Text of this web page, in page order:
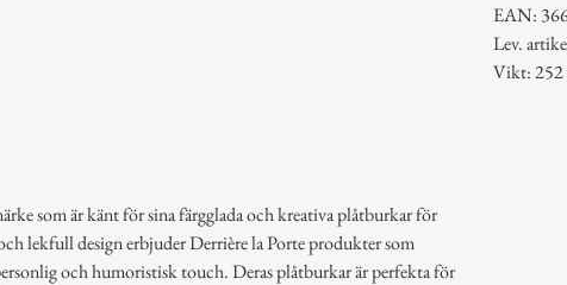
EAN:
Lev.
Vikt: 252
som är känt för sina färgglada och kreativa plåtburkar för
lekfull design erbjuder Derrière la Porte produkter som
och humoristisk touch. Deras plåtburkar är perfekta för